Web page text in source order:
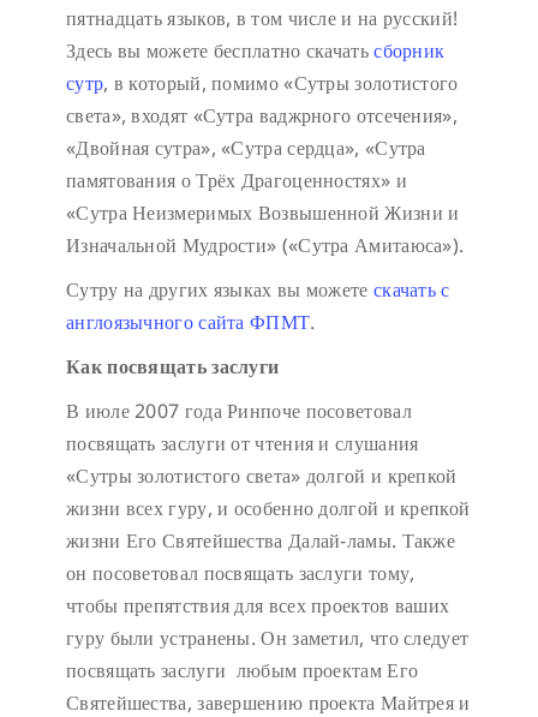
пятнадцать языков, в том числе и на русский!
Здесь вы можете бесплатно скачатьсборник
сутр, в который, помимо «Сутры золотистого
света», входят «Сутра ваджрного отсечения»,
«Двойная сутра», «Сутра сердца», «Сутра
памятования о Трёх Драгоценностях» и
«Сутра Неизмеримых Возвышенной Жизни и
Изначальной Мудрости» («Сутра Амитаюса»).
Сутру на других языках вы можете скачать с
англоязычного сайта ФПМТ.
Как посвящать заслуги
В июле 2007 года Ринпоче посоветовал
посвящать заслуги от чтения и слушания
«Сутры золотистого света» долгой и крепкой
жизни всех гуру, и особенно долгой и крепкой
жизни Его Святейшества Далай-ламы. Также
он посоветовал посвящать заслуги тому,
чтобы препятствия для всех проектов ваших
гуру были устранены. Он заметил, что следует
посвящать заслуги любым проектам Его
Святейшества, завершению проекта Майтрея и